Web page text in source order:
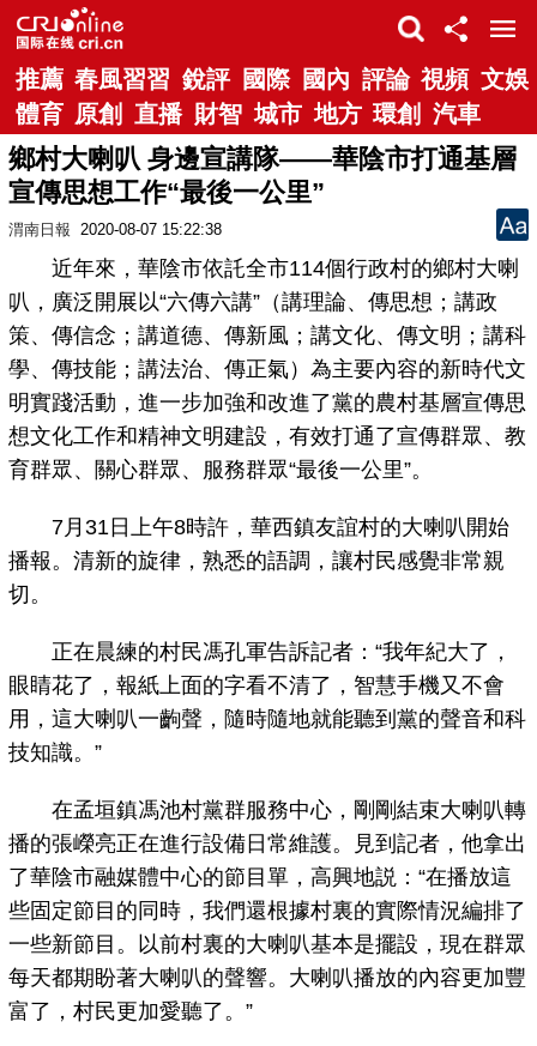
推薦 春風習習 銳評 國際 國內 評論 視頻 文娛
體育 原創 直播 財智 城市 地方 環創 汽車
鄉村大喇叭 身邊宣講隊——華陰市打通基層
宣傳思想工作“最後一公里”
渭南日報 2020-08-07 15:22:38
近年來，華陰市依託全市114個行政村的鄉村大喇
叭，廣泛開展以“六傳六講”（講理論、傳思想；講政
策、傳信念；講道德、傳新風；講文化、傳文明；講科
學、傳技能；講法治、傳正氣）為主要內容的新時代文
明實踐活動，進一步加強和改進了黨的農村基層宣傳思
想文化工作和精神文明建設，有效打通了宣傳群眾、教
育群眾、關心群眾、服務群眾“最後一公里”。
7月31日上午8時許，華西鎮友誼村的大喇叭開始
播報。清新的旋律，熟悉的語調，讓村民感覺非常親
切。
正在晨練的村民馮孔軍告訴記者：“我年紀大了，
眼睛花了，報紙上面的字看不清了，智慧手機又不會
用，這大喇叭一齣聲，隨時隨地就能聽到黨的聲音和科
技知識。”
在孟垣鎮馮池村黨群服務中心，剛剛結束大喇叭轉
播的張嶸亮正在進行設備日常維護。見到記者，他拿出
了華陰市融媒體中心的節目單，高興地説：“在播放這
些固定節目的同時，我們還根據村裏的實際情況編排了
一些新節目。以前村裏的大喇叭基本是擺設，現在群眾
每天都期盼著大喇叭的聲響。大喇叭播放的內容更加豐
富了，村民更加愛聽了。”